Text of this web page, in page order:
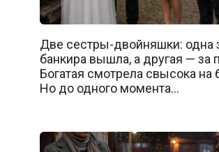
Две сестры-двойняшки: одна
банкира вышла, а другая — за
Богатая смотрела свысока на
Но до одного момента…